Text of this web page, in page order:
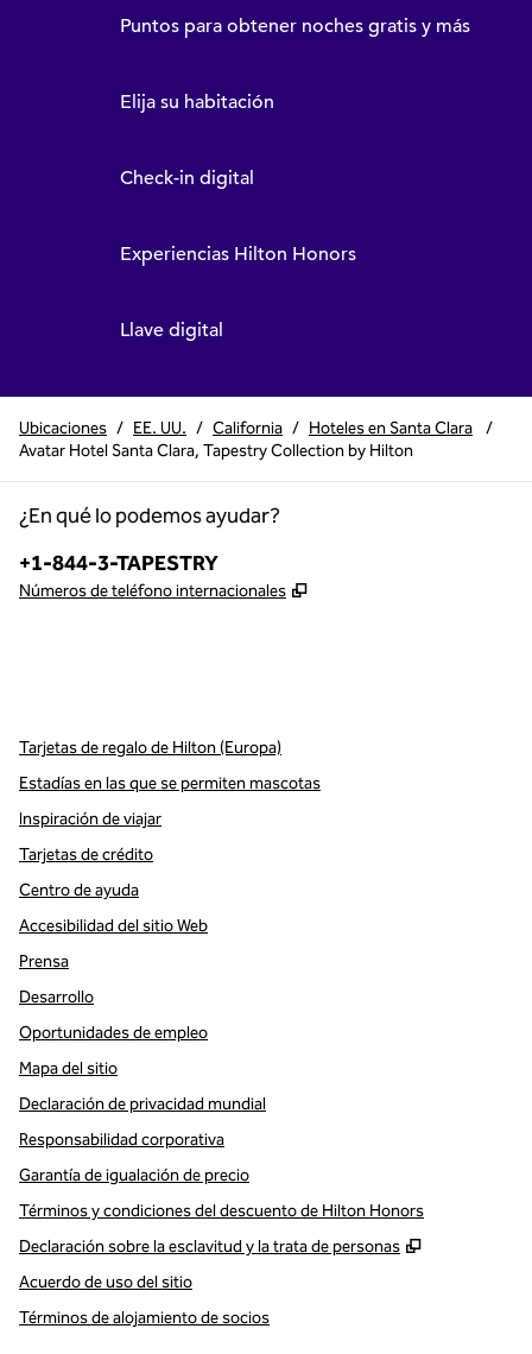
Puntos para obtener noches gratis y más
Elija su habitación
Check-in digital
Experiencias Hilton Honors
Llave digital
Ubicaciones / EE. UU. / California / Hoteles en Santa Clara
/
Avatar Hotel Santa Clara, Tapestry Collection by Hilton
¿En qué lo podemos ayudar?
Teléfono:
+1-844-3-TAPESTRY
Números de teléfono internacionales ,
Tarjetas de regalo de Hilton (Europa)
Estadías en las que se permiten mascotas
Inspiración de viajar
Tarjetas de crédito
Centro de ayuda
Accesibilidad del sitio Web
Prensa
Desarrollo
Oportunidades de empleo
Mapa del sitio
Declaración de privacidad mundial
Responsabilidad corporativa
Garantía de igualación de precio
Términos y condiciones del descuento de Hilton Honors
Declaración sobre la esclavitud y la trata de personas
,
Acuerdo de uso del sitio
Términos de alojamiento de socios